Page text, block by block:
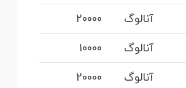
آنالوگ
20000
آنالوگ
10000
آنالوگ
20000